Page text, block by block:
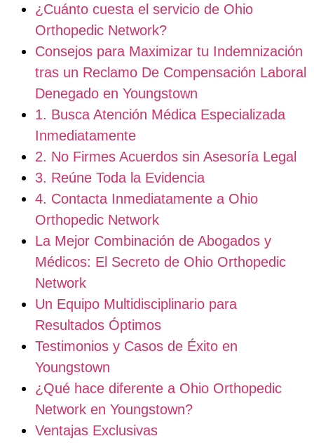
¿Cuánto cuesta el servicio de Ohio
Orthopedic Network?
Consejos para Maximizar tu Indemnización
tras un Reclamo De Compensación Laboral
Denegado en Youngstown
1. Busca Atención Médica Especializada
Inmediatamente
2. No Firmes Acuerdos sin Asesoría Legal
3. Reúne Toda la Evidencia
4. Contacta Inmediatamente a Ohio
Orthopedic Network
La Mejor Combinación de Abogados y
Médicos: El Secreto de Ohio Orthopedic
Network
Un Equipo Multidisciplinario para
Resultados Óptimos
Testimonios y Casos de Éxito en
Youngstown
¿Qué hace diferente a Ohio Orthopedic
Network en Youngstown?
Ventajas Exclusivas